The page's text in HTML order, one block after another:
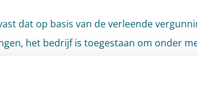
dat op basis van de verleende
het bedrijf is toegestaan om onder